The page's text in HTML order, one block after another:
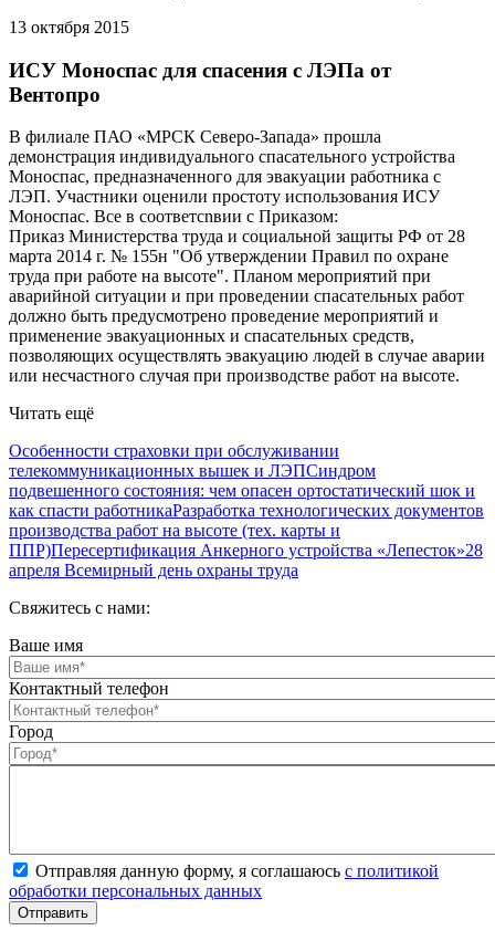
13 октября 2015
ИСУ Моноспас для спасения с ЛЭПа от
Вентопро
В филиале ПАО «МРСК Северо-Запада» прошла
демонстрация индивидуального спасательного устройства
Моноспас, предназначенного для эвакуации работника с
ЛЭП. Участники оценили простоту использования ИСУ
Моноспас. Все в соответсnвии с Приказом:
Приказ Министерства труда и социальной защиты РФ от 28
марта 2014 г. № 155н "Об утверждении Правил по охране
труда при работе на высоте". Планом мероприятий при
аварийной ситуации и при проведении спасательных работ
должно быть предусмотрено проведение мероприятий и
применение эвакуационных и спасательных средств,
позволяющих осуществлять эвакуацию людей в случае аварии
или несчастного случая при производстве работ на высоте.
Читать ещё
Особенности страховки при обслуживании
телекоммуникационных вышек и ЛЭПСиндром
подвешенного состояния: чем опасен ортостатический шок и
как спасти работникаРазработка технологических документов
производства работ на высоте (тех. карты и
ППР)Пересертификация Анкерного устройства «Лепесток»28
апреля Всемирный день охраны труда
Свяжитесь с нами:
Ваше имя
Контактный телефон
Город
Отправляя данную форму, я соглашаюсь с политикой
обработки персональных данных